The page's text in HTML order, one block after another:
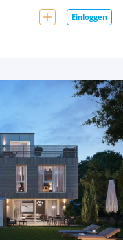
Einloggen